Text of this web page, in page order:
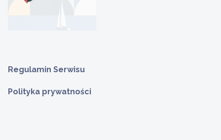
Regulamin Serwisu
Polityka prywatności